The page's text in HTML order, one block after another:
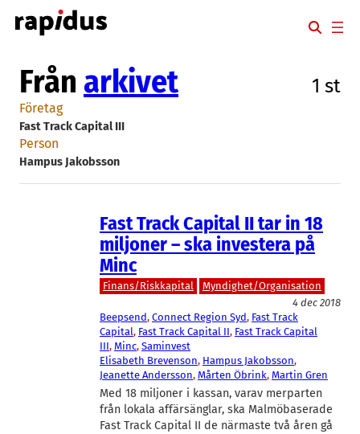
Hoppa
till
Från arkivet 1 st
Företag
Fast Track Capital III
Person
Hampus Jakobsson
Fast Track Capital II tar in 18
miljoner – ska investera på
Minc
Finans/Riskkapital
Myndighet/Organisation
4 dec 2018
Beepsend, Connect Region Syd, Fast Track
Capital, Fast Track Capital II, Fast Track Capital
III, Minc, Saminvest
Elisabeth Brevenson, Hampus Jakobsson
Jeanette Andersson, Mårten Öbrink, Martin Gren
Med 18 miljoner i kassan, varav merparten
från lokala affärsänglar, ska Malmöbaserade
Fast Track Capital II de närmaste två åren gå